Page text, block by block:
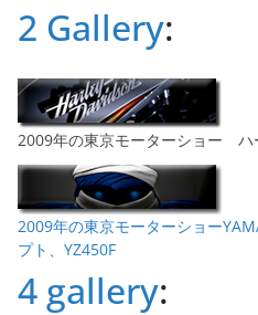
2 Gallery:
2009年の東京モーターショー ハ
2009年の東京モーターショー
プト、YZ450F
4 gallery: